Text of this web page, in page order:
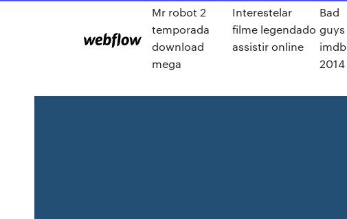
Mr robot 2
temporada
download
mega
Interestelar
filme legendado
assistir online
Bad
guys
imdb
2014